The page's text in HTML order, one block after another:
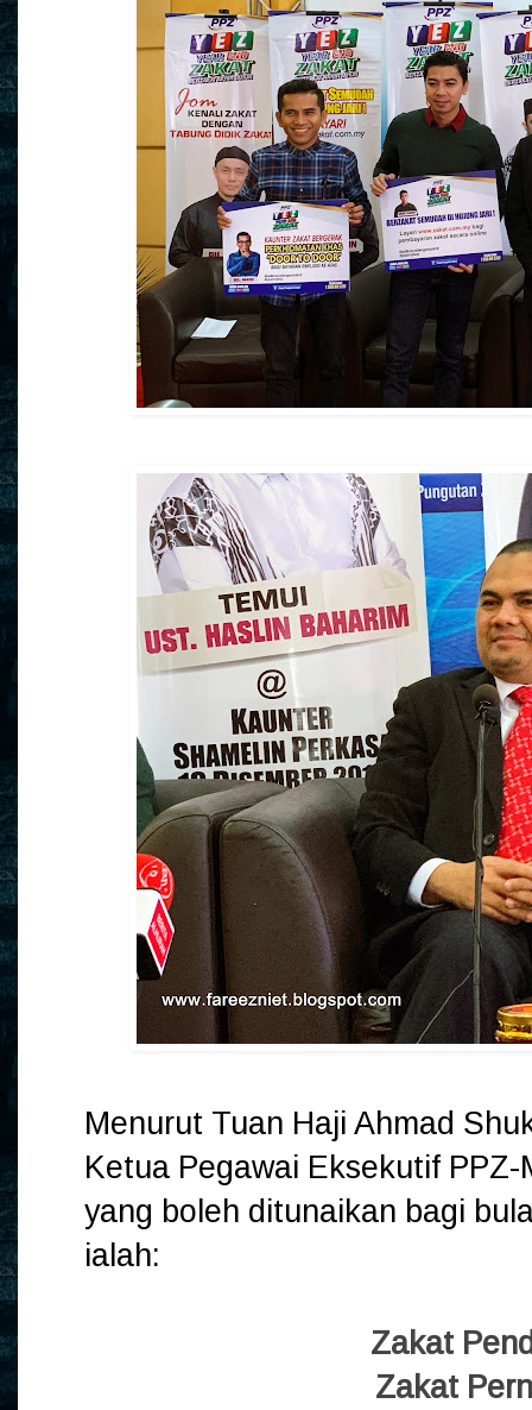
Menurut Tuan Haji Ahmad
Ketua Pegawai Eksekutif
yang boleh ditunaikan bagi
ialah:
Zakat
Zakat